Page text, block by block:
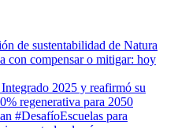
de sustentabilidad de Natura
con compensar o mitigar: hoy
2025 y reafirmó su
regenerativa para 2050
#DesafíoEscuelas para